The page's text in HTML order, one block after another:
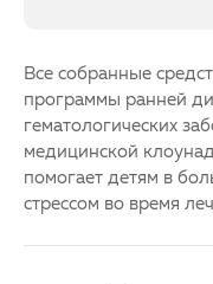
Все собранные
программы ранней
гематологических
медицинской
помогает детям в
стрессом во время